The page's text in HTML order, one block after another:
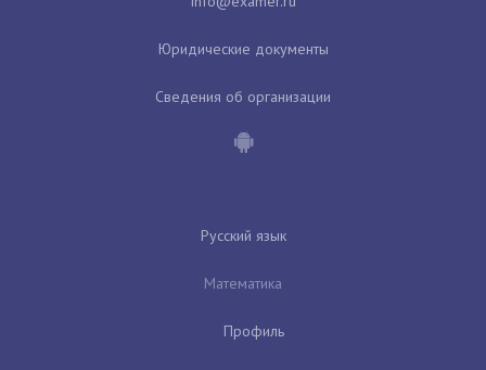
Юридические документы
Сведения об организации
Русский язык
Математика
Профиль